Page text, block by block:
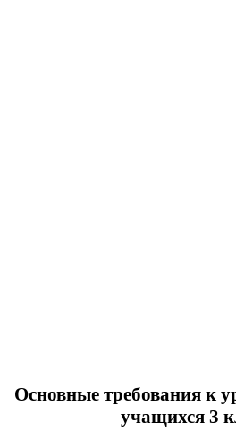
Основные требования к
учащихся 3